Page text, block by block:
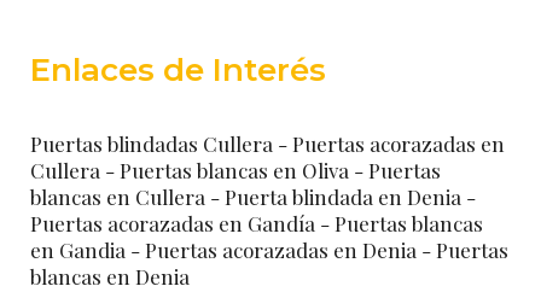
Enlaces de Interés
Puertas blindadas Cullera - Puertas acorazadas en
Cullera - Puertas blancas en Oliva - Puertas
blancas en Cullera - Puerta blindada en Denia -
Puertas acorazadas en Gandía - Puertas blancas
en Gandia - Puertas acorazadas en Denia - Puertas
blancas en Denia